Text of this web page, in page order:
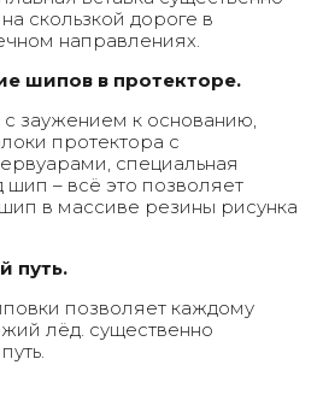
скользкой дороге в
направлениях.
шипов в протекторе.
заужением к основанию,
протектора с
специальная
– всё это позволяет
в массиве резины рисунка
путь.
позволяет каждому
лёд. существенно